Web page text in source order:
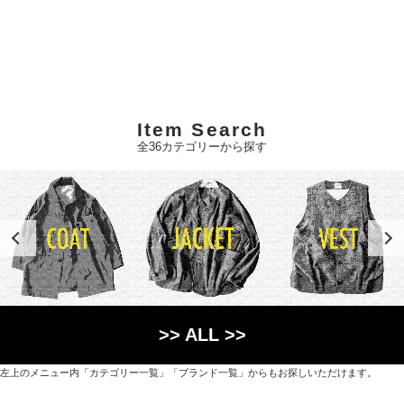
Item Search
全36カテゴリーから探す
>> ALL >>
左上のメニュー内「カテゴリー一覧」「ブランド一覧」からもお探しいただけます。